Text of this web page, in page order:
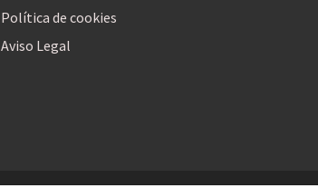
Política de cookies
Aviso Legal